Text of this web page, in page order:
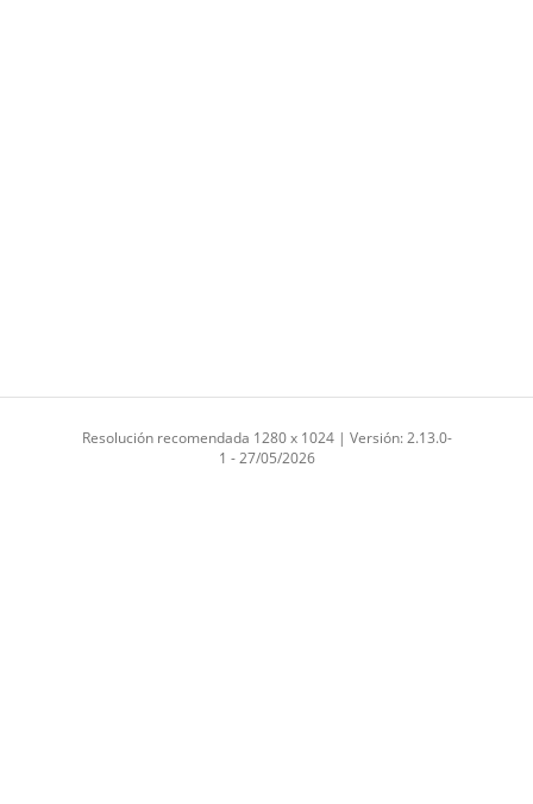
Resolución recomendada 1280 x 1024 | Versión: 2.13.0-
1 - 27/05/2026